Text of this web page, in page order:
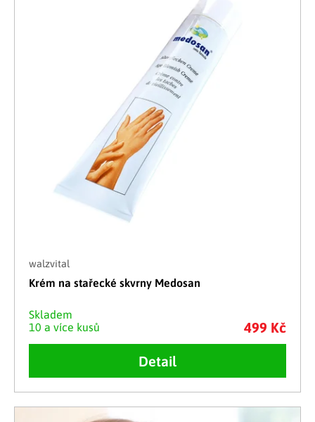
walzvital
Krém na stařecké skvrny Medosan
Skladem
10 a více kusů
499 Kč
Detail